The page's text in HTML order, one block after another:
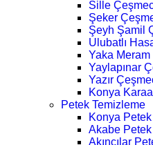
Sille
Şeker
Şeyh Şamil
Ulubatlı
Yaka
Yaylapınar
Yazır
Konya
Petek Temizleme
Konya
Akabe
Akıncılar